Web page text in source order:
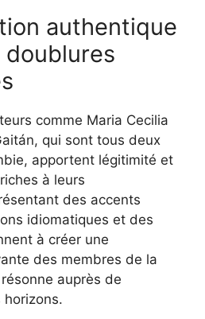
authentique
doublures
comme Maria Cecilia
qui sont tous deux
apportent légitimité et
à leurs
des accents
idiomatiques et des
à créer une
des membres de la
auprès de